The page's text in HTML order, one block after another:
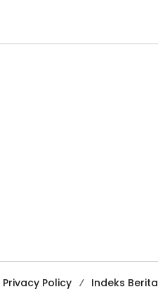
Privacy Policy Indeks Berita